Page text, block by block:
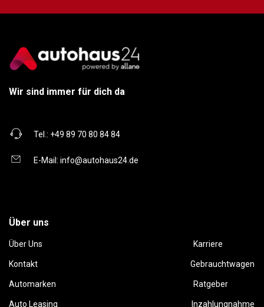
Wir sind immer für dich da
Tel.: +49 89 70 80 84 84
E-Mail: info@autohaus24.de
Über uns
Über Uns Karriere
Kontakt Gebrauchtwagen
Automarken Ratgeber
Auto Leasing Inzahlungnahme